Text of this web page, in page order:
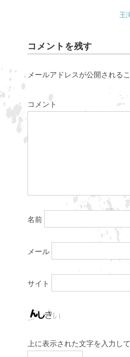
王
コメントを残す
メールアドレスが公開される
コメント
名前
メール
サイト
上に表示された文字を入力して